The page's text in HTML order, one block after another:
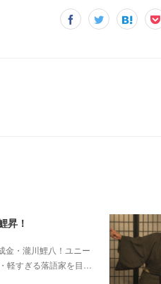
昇！
・瀧川鯉八！ユニー
軽すぎる落語家を目…